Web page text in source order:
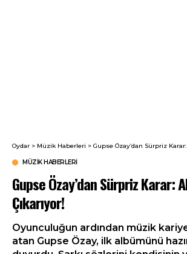
Oydar > Müzik Haberleri > Gupse Özay’dan Sürpriz
MÜZIK HABERLERI
Gupse Özay’dan Sürpriz Karar:
Çıkarıyor!
Oyunculuğun ardından müzik
atan Gupse Özay, ilk albümünü